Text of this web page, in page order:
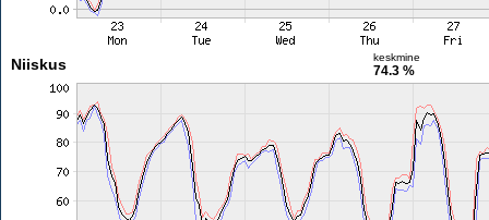
Niiskus keskmine
74.3 %